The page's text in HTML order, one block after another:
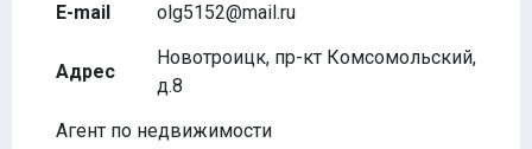
E-mail
olg5152@mail.ru
Адрес
Новотроицк, пр-кт Комсомольский,
д.8
Агент по недвижимости